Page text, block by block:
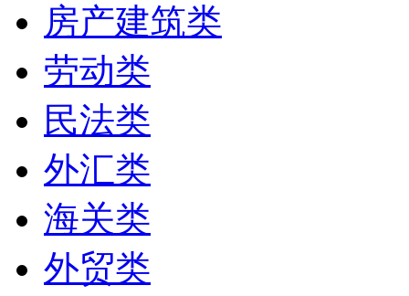
房产建筑类
劳动类
民法类
外汇类
海关类
外贸类